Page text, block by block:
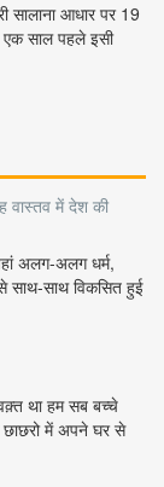
सालाना आधार पर 19
साल पहले इसी
वास्तव में देश की
अलग-अलग धर्म,
साथ-साथ विकसित हुई
था हम सब बच्चे
में अपने घर से